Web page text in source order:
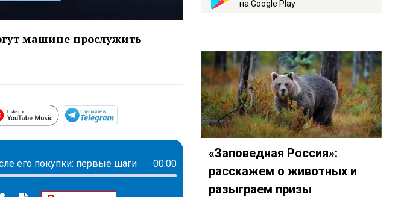
машине прослужить
капотом/id1508027881
album/10441045
castbox.fm/channel/Под-капотом-id3274376?country=ru
https://www.youtube.com/playlist?list=PL9be-_-
https://t.me/mavestreambot/app?startapp=rkp-pod-
его покупки: первые шаги 00:00
на Google Play
«Заповедная Россия»:
расскажем о животных и
разыграем призы